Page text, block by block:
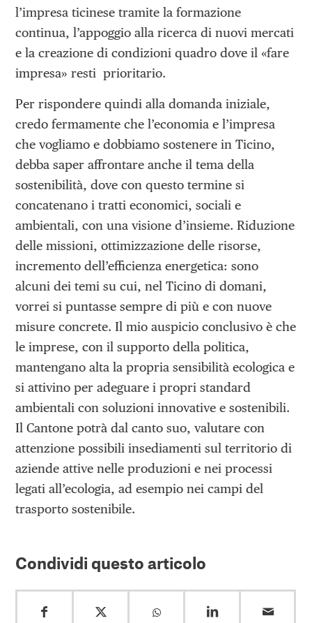
l’impresa ticinese tramite la formazione
continua, l’appoggio alla ricerca di nuovi mercati
e la creazione di condizioni quadro dove il «fare
impresa» resti prioritario.
Per rispondere quindi alla domanda iniziale,
credo fermamente che l’economia e l’impresa
che vogliamo e dobbiamo sostenere in Ticino,
debba saper affrontare anche il tema della
sostenibilità, dove con questo termine si
concatenano i tratti economici, sociali e
ambientali, con una visione d’insieme. Riduzione
delle missioni, ottimizzazione delle risorse,
incremento dell’efficienza energetica: sono
alcuni dei temi su cui, nel Ticino di domani,
vorrei si puntasse sempre di più e con nuove
misure concrete. Il mio auspicio conclusivo è che
le imprese, con il supporto della politica,
mantengano alta la propria sensibilità ecologica e
si attivino per adeguare i propri standard
ambientali con soluzioni innovative e sostenibili.
Il Cantone potrà dal canto suo, valutare con
attenzione possibili insediamenti sul territorio di
aziende attive nelle produzioni e nei processi
legati all’ecologia, ad esempio nei campi del
trasporto sostenibile.
Condividi questo articolo